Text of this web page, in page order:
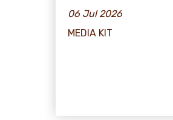
06 Jul 2026
MEDIA KIT